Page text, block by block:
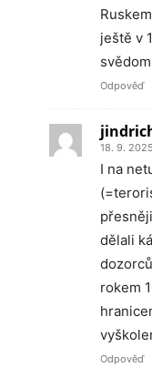
ještě v
Odpověď
18. 9.
I na
dělali
rokem
Odpověď